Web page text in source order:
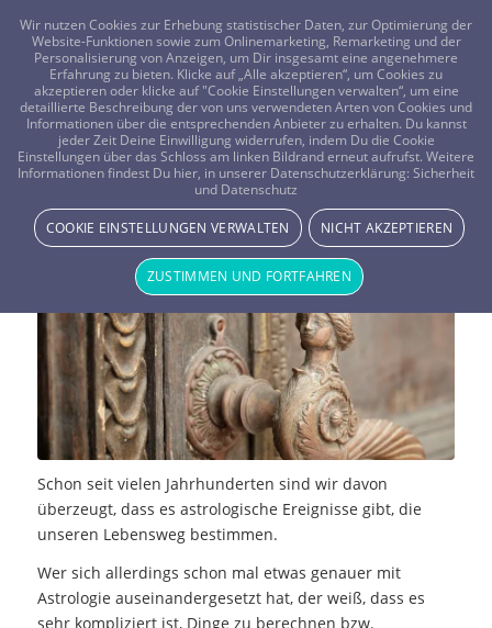
FRAGEN? KOSTENLOS ANRUFEN: 0800-8478266
MaHaBote – Der “kleine Schlüssel”
zur Astrologie
STERNE & PLANETEN
Schon seit vielen Jahrhunderten sind wir davon
überzeugt, dass es astrologische Ereignisse gibt, die
unseren Lebensweg bestimmen.
Wer sich allerdings schon mal etwas genauer mit
Astrologie auseinandergesetzt hat, der weiß, dass es
sehr kompliziert ist, Dinge zu berechnen bzw.
Wir nutzen Cookies zur Erhebung statistischer Daten, zur Optimierung der
Website-Funktionen sowie zum Onlinemarketing, Remarketing und der
Personalisierung von Anzeigen, um Dir insgesamt eine angenehmere
Erfahrung zu bieten. Klicke auf „Alle akzeptieren“, um Cookies zu
akzeptieren oder klicke auf "Cookie Einstellungen verwalten“, um eine
detaillierte Beschreibung der von uns verwendeten Arten von Cookies und
Informationen über die entsprechenden Anbieter zu erhalten. Du kannst
jeder Zeit Deine Einwilligung widerrufen, indem Du die Cookie
Einstellungen über das Schloss am linken Bildrand erneut aufrufst. Weitere
Informationen findest Du hier, in unserer Datenschutzerklärung: Sicherheit
und Datenschutz
COOKIE EINSTELLUNGEN VERWALTEN NICHT AKZEPTIEREN
ZUSTIMMEN UND FORTFAHREN